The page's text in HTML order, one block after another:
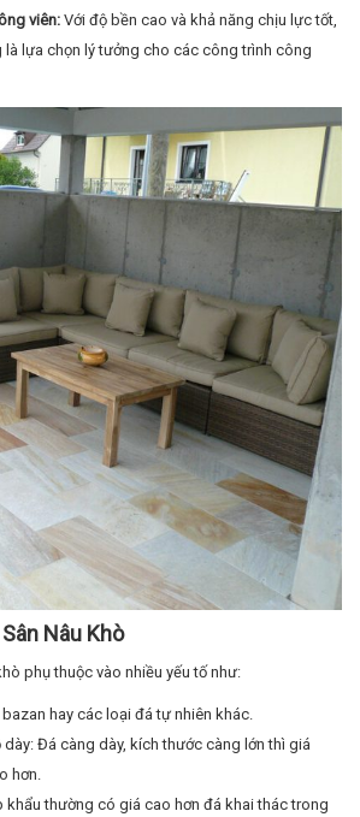
viên: Với độ bền cao và khả năng chịu lực tốt,
là lựa chọn lý tưởng cho các công trình công
Nâu Khò
phụ thuộc vào nhiều yếu tố như:
hay các loại đá tự nhiên khác.
Đá càng dày, kích thước càng lớn thì giá
hơn.
khẩu thường có giá cao hơn đá khai thác trong